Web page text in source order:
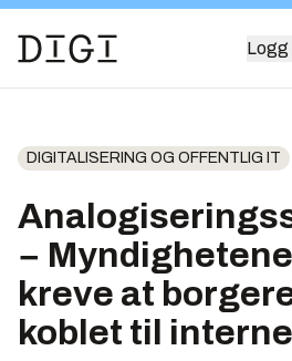
Logg
DIGITALISERING OG OFFENTLIG IT
−
kreve at
koblet til